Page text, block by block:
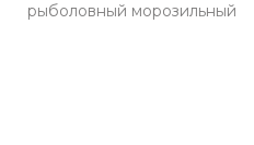
рыболовный морозильный